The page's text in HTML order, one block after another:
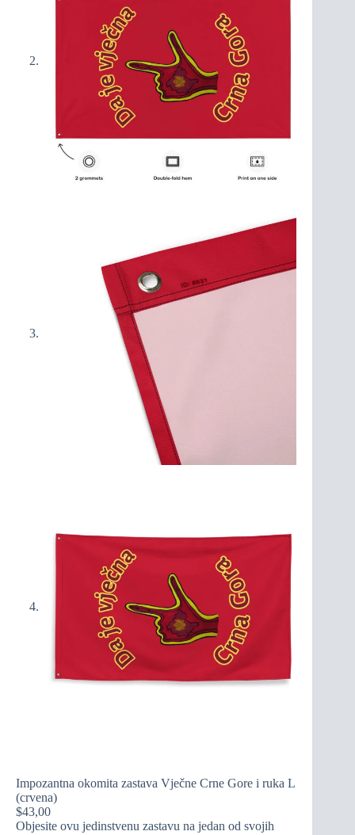
Impozantna okomita zastava Vječne Crne Gore i ruka L
(crvena)
$43,00
Objesite ovu jedinstvenu zastavu na jedan od svojih